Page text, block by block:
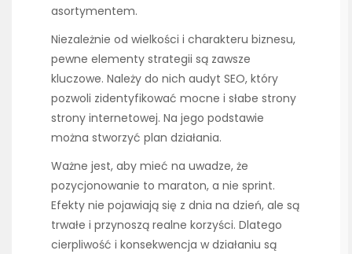
asortymentem.
Niezależnie od wielkości i charakteru biznesu,
pewne elementy strategii są zawsze
kluczowe. Należy do nich audyt SEO, który
pozwoli zidentyfikować mocne i słabe strony
strony internetowej. Na jego podstawie
można stworzyć plan działania.
Ważne jest, aby mieć na uwadze, że
pozycjonowanie to maraton, a nie sprint.
Efekty nie pojawiają się z dnia na dzień, ale są
trwałe i przynoszą realne korzyści. Dlatego
cierpliwość i konsekwencja w działaniu są